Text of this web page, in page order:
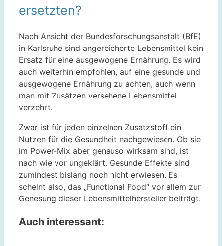
ersetzten?
Nach Ansicht der Bundesforschungsanstalt (BfE)
in Karlsruhe sind angereicherte Lebensmittel kein
Ersatz für eine ausgewogene Ernährung. Es wird
auch weiterhin empfohlen, auf eine gesunde und
ausgewogene Ernährung zu achten, auch wenn
man mit Zusätzen versehene Lebensmittel
verzehrt.
Zwar ist für jeden einzelnen Zusatzstoff ein
Nutzen für die Gesundheit nachgewiesen. Ob sie
im Power-Mix aber genauso wirksam sind, ist
nach wie vor ungeklärt. Gesunde Effekte sind
zumindest bislang noch nicht erwiesen. Es
scheint also, das „Functional Food“ vor allem zur
Genesung dieser Lebensmittelhersteller beiträgt.
Auch interessant: